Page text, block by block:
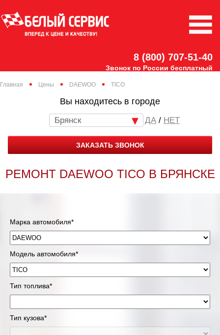
8 (800) 707-51-40
Звонок по России бесплатный
Главная Цены DAEWOO TICO
Вы находитесь в городе
Брянск / НЕТ
ЗАКАЗАТЬ ЗВОНОК
РЕМОНТ DAEWOO TICO В БРЯНСКЕ
Марка автомобиля*
Модель автомобиля*
Тип топлива*
Тип кузова*